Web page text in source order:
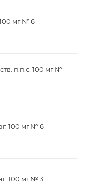
мг № 6
п.п.о. 100 мг №
100 мг № 6
100 мг № 3